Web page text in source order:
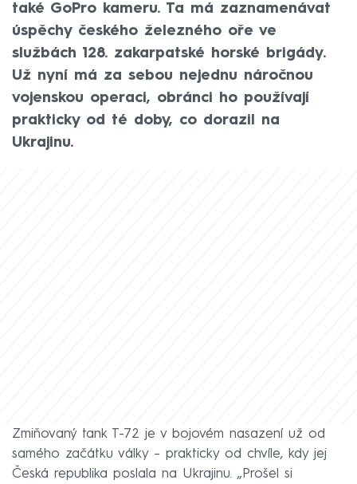
také GoPro kameru. Ta má zaznamenávat
úspěchy českého železného oře ve
službách 128. zakarpatské horské brigády.
Už nyní má za sebou nejednu náročnou
vojenskou operaci, obránci ho používají
prakticky od té doby, co dorazil na
Ukrajinu.
Zmiňovaný tank T-72 je v bojovém nasazení už od
samého začátku války – prakticky od chvíle, kdy jej
Česká republika poslala na Ukrajinu. „Prošel si